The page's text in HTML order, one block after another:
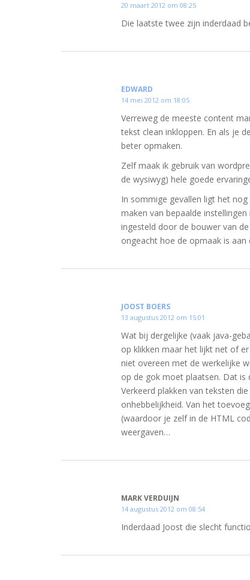
20 maart 2012 om 08:25
Die laatste twee zijn inderdaad
EDWARD
14 mei 2012 om 18:05
Verreweg de meeste content
tekst clean inkloppen. En als je
beter opmaken.
Zelf maak ik gebruik van
de wysiwyg) hele goede
In sommige gevallen ligt het
maken van bepaalde
ingesteld door de bouwer van
ongeacht hoe de opmaak is
JOOST BOERS
13 augustus 2012 om 15:01
Wat bij dergelijke (vaak java-
op klikken maar het lijkt net of er
niet overeen met de werkelijke
op de gok moet plaatsen. Dat
Verkeerd plakken van teksten
onhebbelijkheid. Van het
(waardoor je zelf in de HTML
weergaven…
MARK VERDUIJN
14 augustus 2012 om 08:54
Inderdaad Joost die slecht